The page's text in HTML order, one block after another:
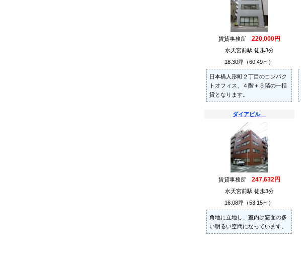
賃貸事務所 220,000円
水天宮前駅 徒歩3分
18.30坪（60.49㎡）
日本橋人形町２丁目のコンパク
トオフィス、４階＋５階の一括
貸となります。
ダイアビル
賃貸事務所 247,632円
水天宮前駅 徒歩3分
16.08坪（53.15㎡）
角地に立地し、室内は窓面の多
い明るい空間になっています。